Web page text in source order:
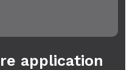
application